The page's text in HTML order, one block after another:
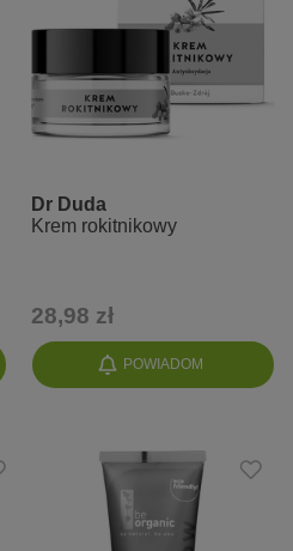
POWIADOM
Dr Duda
Krem rokitnikowy
28,98 zł